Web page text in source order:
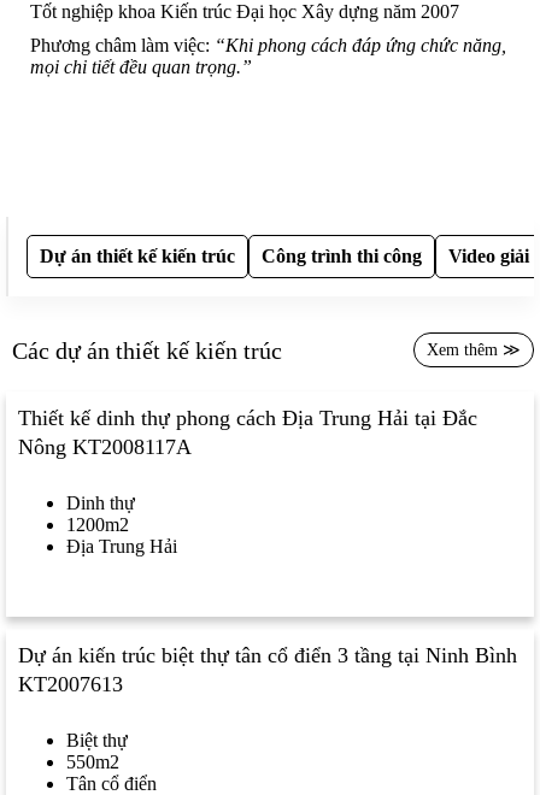
Tốt nghiệp khoa Kiến trúc Đại học Xây dựng năm 2007
Phương châm làm việc: “Khi phong cách đáp ứng chức năng,
mọi chi tiết đều quan trọng.”
Dự án thiết kế kiến trúc Công trình thi công Video giải
Các dự án thiết kế kiến trúc Xem thêm ≫
Thiết kế dinh thự phong cách Địa Trung Hải tại Đắc
Nông KT2008117A
Dinh thự
1200m2
Địa Trung Hải
Dự án kiến trúc biệt thự tân cổ điển 3 tầng tại Ninh Bình
KT2007613
Biệt thự
550m2
Tân cổ điển